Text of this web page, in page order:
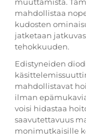
mahdollistaa
kudosten
jatketaan
tehokkuuden.
Edistyneiden
mahdollistavat
ilman
voisi hidastaa
saavutettavuus
monimutkaisille